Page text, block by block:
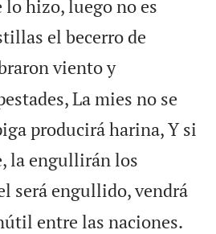
hizo, luego no es
el becerro de
viento y
La mies no se
producirá harina, Y si
la engullirán los
será engullido, vendrá
entre las naciones.